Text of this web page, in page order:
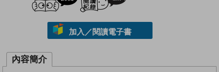
加入／閱讀電子書
內容簡介